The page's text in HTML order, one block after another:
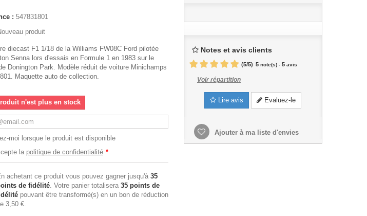
: 547831801
produit
diecast F1 1/18 de la Williams FW08C Ford pilotée
Senna lors d'essais en Formule 1 en 1983 sur le
Donington Park. Modèle réduit de voiture Minichamps
Maquette auto de collection.
n'est plus en stock
moi lorsque le produit est disponible
la politique de confidentialité *
achetant ce produit vous pouvez gagner jusqu'à 35
de fidélité. Votre panier totalisera 35 points de
pouvant être transformé(s) en un bon de réduction
3,50 €.
Notes et avis clients
(5/5) 5note(s) - 5avis
Voir répartition
Lire avis Evaluez-le
Ajouter à ma liste d'envies